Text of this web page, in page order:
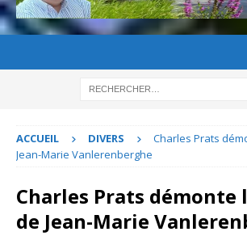
ACCUEIL DIVERS
Charles Prats
Jean-Marie Vanlerenberghe
Charles Prats démonte
de Jean-Marie